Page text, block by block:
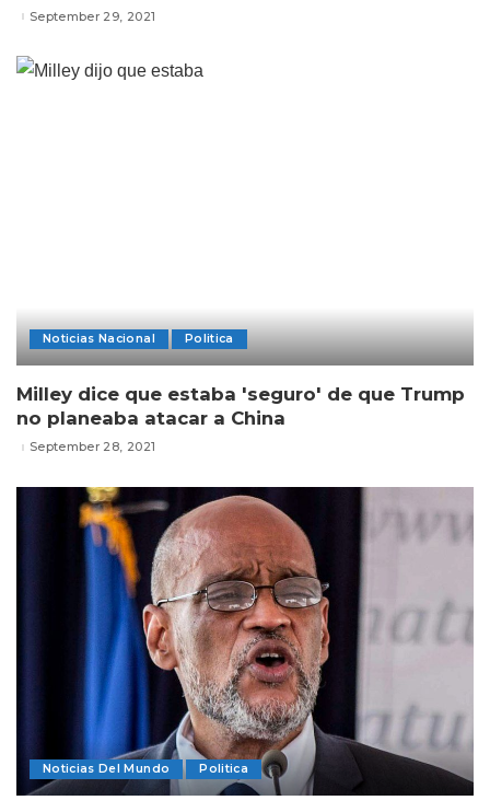
September 29, 2021
Noticias Nacional Politica
Milley dice que estaba 'seguro' de que Trump
no planeaba atacar a China
September 28, 2021
Noticias Del Mundo Politica